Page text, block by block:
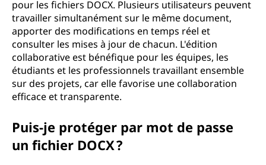
pour les fichiers DOCX. Plusieurs utilisateurs peuvent
travailler simultanément sur le même document,
apporter des modifications en temps réel et
consulter les mises à jour de chacun. L'édition
collaborative est bénéfique pour les équipes, les
étudiants et les professionnels travaillant ensemble
sur des projets, car elle favorise une collaboration
efficace et transparente.
Puis-je protéger par mot de passe
un fichier DOCX ?